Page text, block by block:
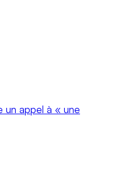
un appel à « une